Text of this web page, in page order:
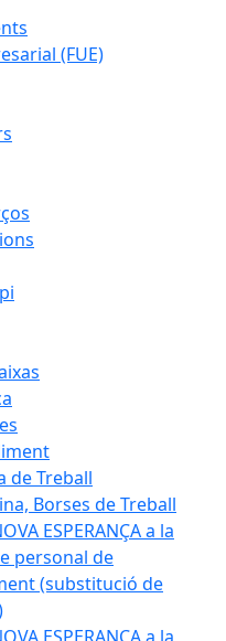
(FUE)
de Treball
Borses de Treball
ESPERANÇA a la
personal de
(substitució de